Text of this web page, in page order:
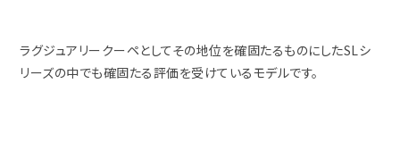
ラグジュアリークーペとしてその地位を確固たるものにしたSLシ
リーズの中でも確固たる評価を受けているモデルです。